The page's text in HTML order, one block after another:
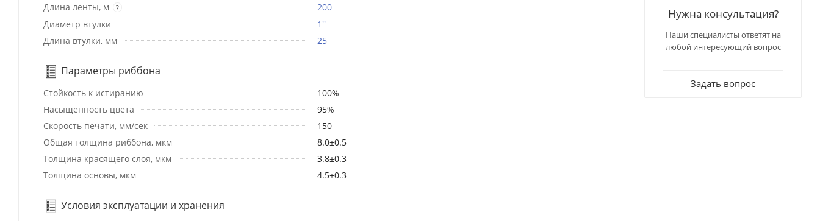
Длина ленты, м
?
200
Диаметр втулки
1''
Длина втулки, мм
25
Параметры риббона
Стойкость к истиранию
100%
Насыщенность цвета
95%
Скорость печати, мм/сек
150
Общая толщина риббона, мкм
8.0±0.5
Толщина красящего слоя, мкм
3.8±0.3
Толщина основы, мкм
4.5±0.3
Условия эксплуатации и хранения
Нужна консультация?
Наши специалисты ответят на
любой интересующий вопрос
Задать вопрос